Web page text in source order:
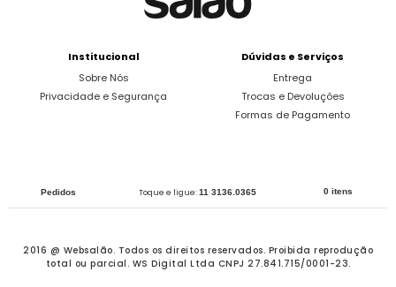
Institucional
Sobre Nós
Privacidade e Segurança
Dúvidas e Serviços
Entrega
Trocas e Devoluções
Formas de Pagamento
Pedidos Toque e ligue:11 3136.0365 0 itens
2016 @ Websalão. Todos os direitos reservados. Proibida reprodução
total ou parcial. WS Digital Ltda CNPJ 27.841.715/0001-23.